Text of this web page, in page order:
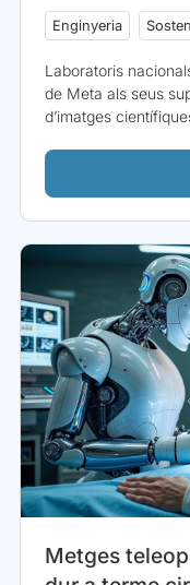
Enginyeria
Laboratoris
de Meta als seus
d’imatges
Metges